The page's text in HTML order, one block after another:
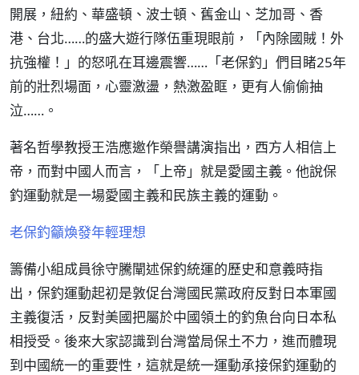
開展，紐約、華盛頓、波士頓、舊金山、芝加哥、香
港、台北……的盛大遊行隊伍重現眼前，「內除國賊！外
抗強權！」的怒吼在耳邊震響……「老保釣」們目睹25年
前的壯烈場面，心靈激盪，熱激盈眶，更有人偷偷抽
泣……。
著名哲學教授王浩應邀作榮譽講演指出，西方人相信上
帝，而對中國人而言，「上帝」就是愛國主義。他說保
釣運動就是一場愛國主義和民族主義的運動。
老保釣籲煥發年輕理想
籌備小組成員徐守騰闡述保釣統運的歷史和意義時指
出，保釣運動起初是敦促台灣國民黨政府反對日本軍國
主義復活，反對美國把屬於中國領土的釣魚台向日本私
相授受。後來大家認識到台灣當局保土不力，進而體現
到中國統一的重要性，這就是統一運動承接保釣運動的